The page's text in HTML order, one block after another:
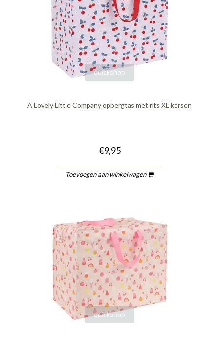
quickshop
A Lovely Little Company opbergtas met rits XL kersen
€9,95
Toevoegen aan winkelwagen
quickshop